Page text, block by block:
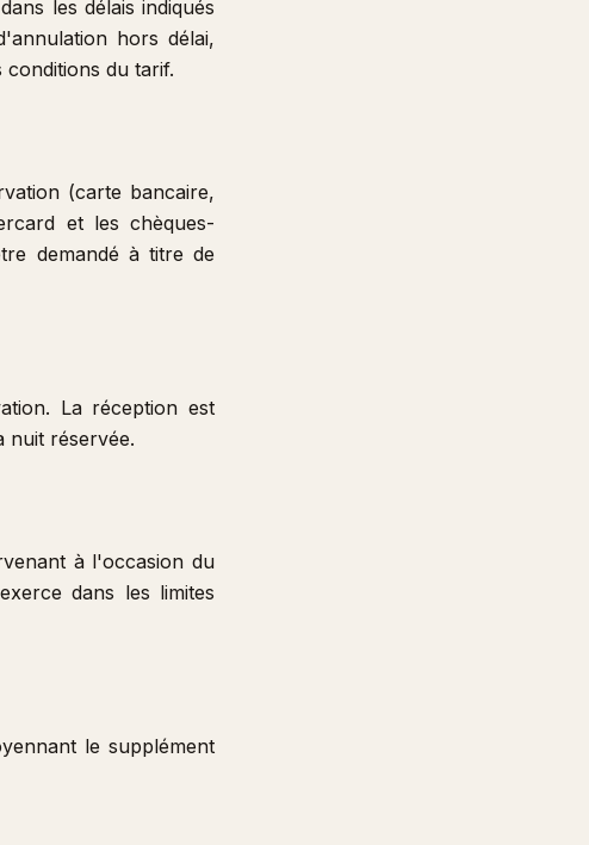
les délais indiqués
hors délai,
du tarif.
(carte bancaire,
et les chèques-
demandé à titre de
La réception est
nuit réservée.
à l'occasion du
dans les limites
le supplément